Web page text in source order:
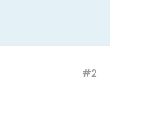
#2